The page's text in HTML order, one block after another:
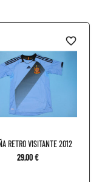
RETRO VISITANTE 2012
29,00 €
favorite_border